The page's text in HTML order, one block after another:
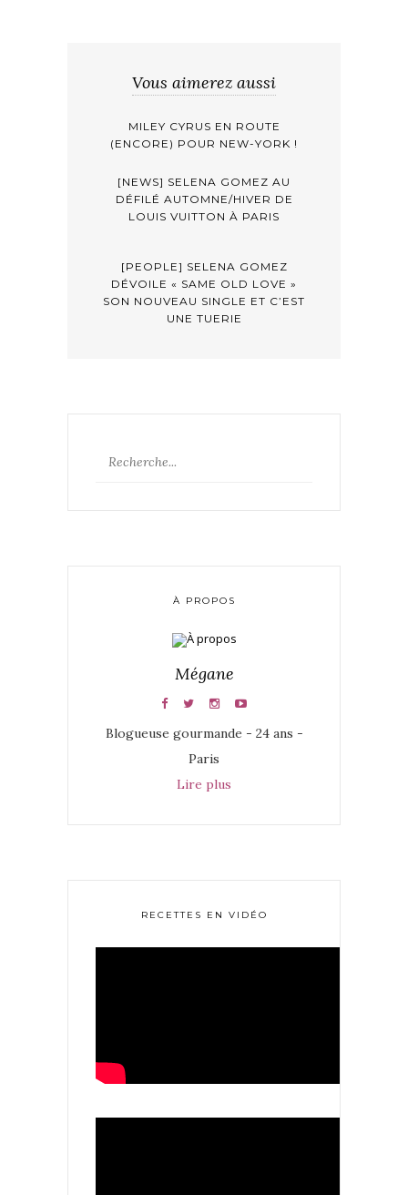
Vous aimerez aussi
MILEY CYRUS EN ROUTE
(ENCORE) POUR NEW-YORK !
[NEWS] SELENA GOMEZ AU
DÉFILÉ AUTOMNE/HIVER DE
LOUIS VUITTON À PARIS
[PEOPLE] SELENA GOMEZ
DÉVOILE « SAME OLD LOVE »
SON NOUVEAU SINGLE ET C’EST
UNE TUERIE
À PROPOS
Mégane
Blogueuse gourmande - 24 ans -
Paris
Lire plus
RECETTES EN VIDÉO